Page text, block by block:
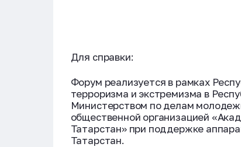
Для справки:
Форум реализуется в рамках
терроризма и экстремизма в
Министерством по делам
общественной организацией
Татарстан» при поддержке
Татарстан.